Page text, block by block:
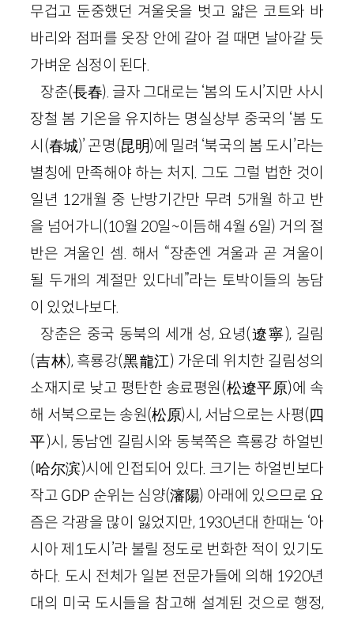
무겁고 둔중했던 겨울옷을 벗고 얇은 코트와 바
바리와 점퍼를 옷장 안에 갈아 걸 때면 날아갈 듯
가벼운 심정이 된다.
장춘(長春). 글자 그대로는 ‘봄의 도시’지만 사시
장철 봄 기온을 유지하는 명실상부 중국의 ‘봄 도
시(春城)’ 곤명(昆明)에 밀려 ‘북국의 봄 도시’라는
별칭에 만족해야 하는 처지. 그도 그럴 법한 것이
일년 12개월 중 난방기간만 무려 5개월 하고 반
을 넘어가니(10월 20일~이듬해 4월 6일) 거의 절
반은 겨울인 셈. 해서 “장춘엔 겨울과 곧 겨울이
될 두개의 계절만 있다네”라는 토박이들의 농담
이 있었나보다.
장춘은 중국 동북의 세개 성, 요녕(遼寧), 길림
(吉林), 흑룡강(黑龍江) 가운데 위치한 길림성의
소재지로 낮고 평탄한 송료평원(松遼平原)에 속
해 서북으로는 송원(松原)시, 서남으로는 사평(四
平)시, 동남엔 길림시와 동북쪽은 흑룡강 하얼빈
(哈尔滨)시에 인접되어 있다. 크기는 하얼빈보다
작고 GDP 순위는 심양(瀋陽) 아래에 있으므로 요
즘은 각광을 많이 잃었지만, 1930년대 한때는 ‘아
시아 제1도시’라 불릴 정도로 번화한 적이 있기도
하다. 도시 전체가 일본 전문가들에 의해 1920년
대의 미국 도시들을 참고해 설계된 것으로 행정,